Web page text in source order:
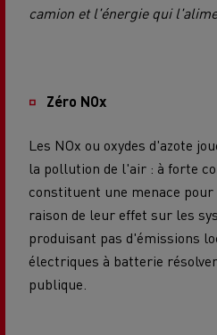
camion et l'énergie qui
Zéro NOx
Les NOx ou oxydes d'azote
la pollution de l'air : à forte
constituent une menace
raison de leur effet sur les
produisant pas d'émissions
électriques à batterie
publique.